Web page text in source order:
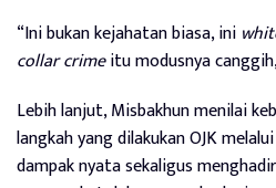
“Ini bukan kejahatan biasa, ini
collar crimeitu modusnya
Lebih lanjut, Misbakhun menilai
langkah yang dilakukan OJK
dampak nyata sekaligus